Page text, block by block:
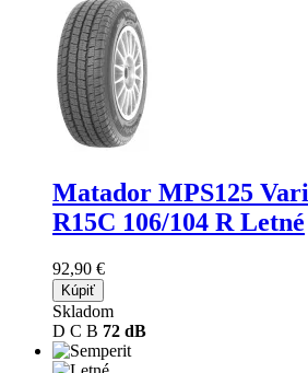
Matador MPS125
R15C 106/104 R Letné
92,90 €
Kúpiť
Skladom
D C B 72 dB